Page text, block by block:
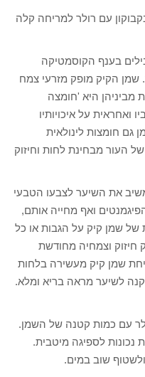
עם רולר למריחה קלה
בענף הקוסמטיקה
שמן הקיק מופק מזרעי צמח
מביניהן היא 'חומצה
כ90% מסך מרכיביו ואחראית על איכויותיו
גם חומצות לינולאית
העור מבחינת לחות וחיזוק
את השיער לצבעו הטבעי
ואף מחייה אותם,
של שמן קיק על הגבות או כל
חיזוק וצמחיה מחודשת
שמן קיק מעשירה בלחות
לשיער מראה בריא ומלא.
עם כמות קטנה של השמן.
לספיגה מיטבית.
שוב במים.